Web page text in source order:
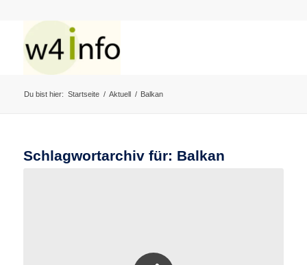
Du bist hier: Startseite / Aktuell / Balkan
Schlagwortarchiv für: Balkan